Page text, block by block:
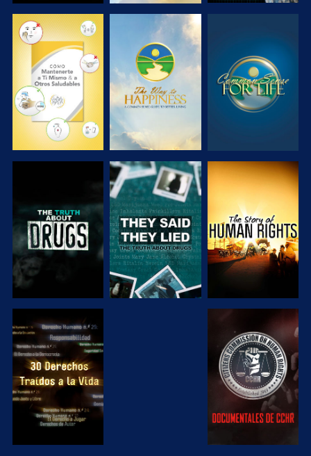
VE VE VE
VE VE
VE VE